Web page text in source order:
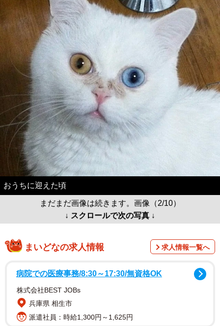
おうちに迎えた頃
まだまだ画像は続きます。画像（2/10）
↓ スクロールで次の写真 ↓
まいどなの求人情報 求人情報一覧へ
病院での医療事務/8:30～17:30/無資格OK
株式会社BEST JOBs
兵庫県 相生市
派遣社員：時給1,300円～1,625円